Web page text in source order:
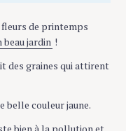
de printemps
beau jardin !
des graines qui attirent
belle couleur jaune.